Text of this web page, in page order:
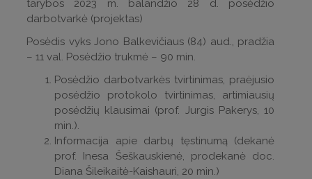
tarybos 2023 m. balandžio 28 d. posėdžio
darbotvarkė (projektas)
Posėdis vyks Jono Balkevičiaus (84) aud., pradžia
– 11 val. Posėdžio trukmė – 90 min.
Posėdžio darbotvarkės tvirtinimas, praėjusio
posėdžio protokolo tvirtinimas, artimiausių
posėdžių klausimai (prof. Jurgis Pakerys, 10
min.).
Informacija apie darbų tęstinumą (dekanė
prof. Inesa Šeškauskienė, prodekanė doc.
Diana Šileikaitė-Kaishauri, 20 min.)